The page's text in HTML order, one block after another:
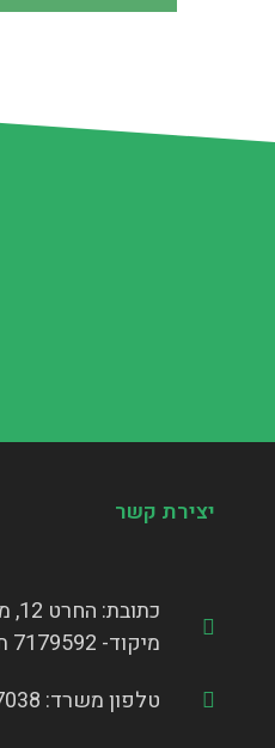
יצירת קשר
כתובת: החרט 12, מודיעין.
מיקוד- 7179592 ת.ד- B4,2 .
טלפון משרד: 02-5377038